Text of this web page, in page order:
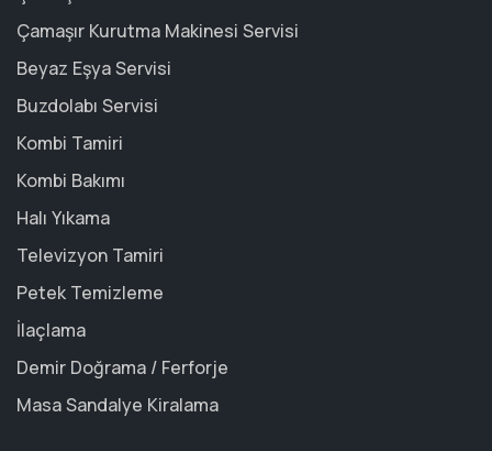
Çamaşır Kurutma Makinesi Servisi
Beyaz Eşya Servisi
Buzdolabı Servisi
Kombi Tamiri
Kombi Bakımı
Halı Yıkama
Televizyon Tamiri
Petek Temizleme
İlaçlama
Demir Doğrama / Ferforje
Masa Sandalye Kiralama